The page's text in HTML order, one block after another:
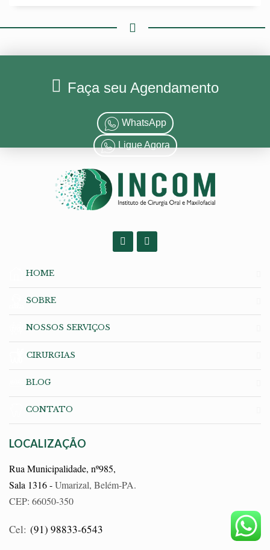
Faça seu Agendamento
WhatsApp
Ligue Agora
HOME
SOBRE
NOSSOS SERVIÇOS
CIRURGIAS
BLOG
CONTATO
LOCALIZAÇÃO
Rua Municipalidade, nº985,
Sala 1316 -Umarizal, Belém-PA.
CEP: 66050-350
Cel: (91) 98833-6543